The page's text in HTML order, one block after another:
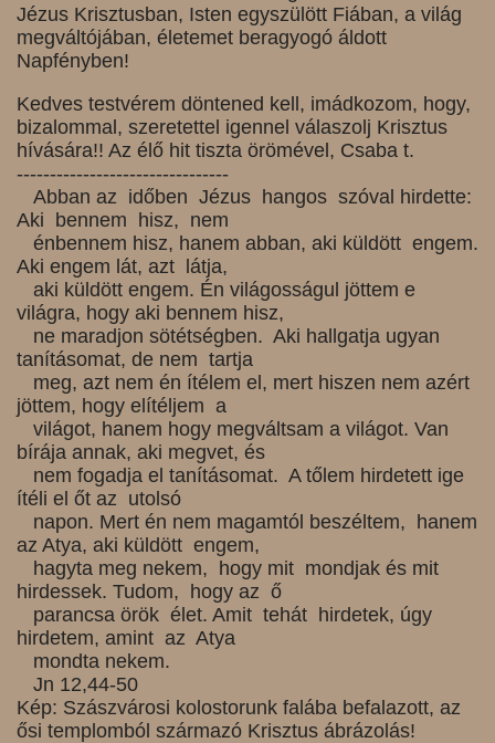
Jézus Krisztusban, Isten egyszülött Fiában, a világ
megváltójában, életemet beragyogó áldott
Napfényben!
Kedves testvérem döntened kell, imádkozom, hogy,
bizalommal, szeretettel igennel válaszolj Krisztus
hívására!! Az élő hit tiszta örömével, Csaba t.
--------------------------------
Abban az időben Jézus hangos szóval hirdette:
Aki bennem hisz, nem
énbennem hisz, hanem abban, aki küldött engem.
Aki engem lát, azt látja,
aki küldött engem. Én világosságul jöttem e
világra, hogy aki bennem hisz,
ne maradjon sötétségben. Aki hallgatja ugyan
tanításomat, de nem tartja
meg, azt nem én ítélem el, mert hiszen nem azért
jöttem, hogy elítéljem a
világot, hanem hogy megváltsam a világot. Van
bírája annak, aki megvet, és
nem fogadja el tanításomat. A tőlem hirdetett ige
ítéli el őt az utolsó
napon. Mert én nem magamtól beszéltem, hanem
az Atya, aki küldött engem,
hagyta meg nekem, hogy mit mondjak és mit
hirdessek. Tudom, hogy az ő
parancsa örök élet. Amit tehát hirdetek, úgy
hirdetem, amint az Atya
mondta nekem.
Jn 12,44-50
Kép: Szászvárosi kolostorunk falába befalazott, az
ősi templomból származó Krisztus ábrázolás!